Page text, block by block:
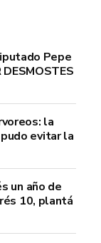
Pepe
la
evitar la
un año de
10, plantá